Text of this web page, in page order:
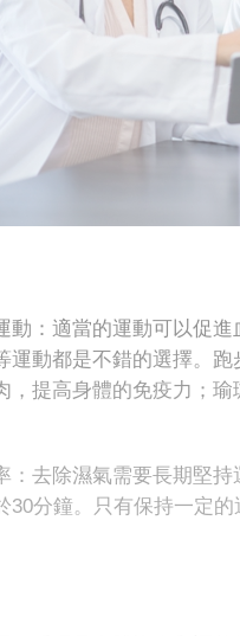
：適當的運動可以促進
運動都是不錯的選擇。
，提高身體的免疫力；
去除濕氣需要長期堅持
30分鐘。只有保持一定